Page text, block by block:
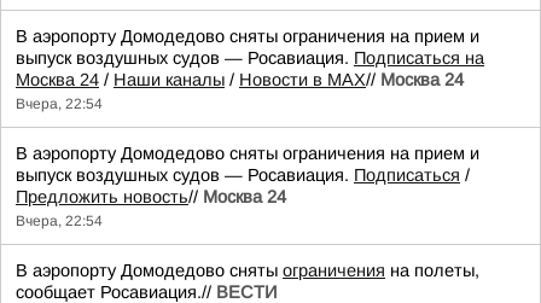
В аэропорту Домодедово сняты ограничения на прием и
выпуск воздушных судов — Росавиация. Подписаться на
Москва 24 / Наши каналы / Новости в MAX// Москва 24
Вчера, 22:54
В аэропорту Домодедово сняты ограничения на прием и
выпуск воздушных судов — Росавиация. Подписаться /
Предложить новость// Москва 24
Вчера, 22:54
В аэропорту Домодедово сняты ограничения на полеты,
сообщает Росавиация.// ВЕСТИ